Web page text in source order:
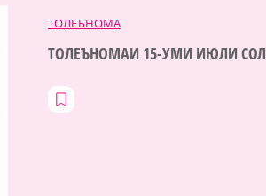
ТОЛЕЪНОМА
ТОЛЕЪНОМАИ 15-УМИ ИЮЛИ